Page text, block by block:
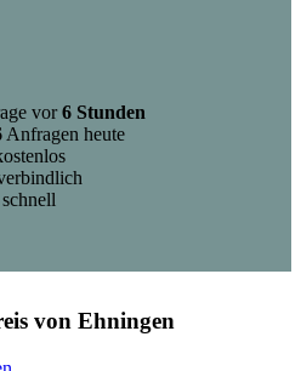
vor6 Stunden
Anfragen heute
schnell
von Ehningen